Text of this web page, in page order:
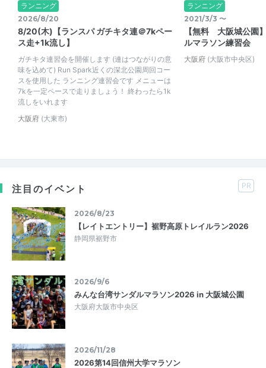
ランニング
2026/8/20
8/20(木)【ランスパ ガチキタ連＠7kペー
ス走+1k流し】
ガチキタ連習会を開催します (連はつながりの意
味を込めて) Run Spark近くの深北公園周回コー
スを使用した ランニング連習会です メニューは
7kを一定ペースで走りましょう！ 終わったら1k
流しをいれます
大阪府 (大東市)
ランニング
2021/3/3 〜
【無料 大阪城公園
ルマラソン練習会
大阪府 (大阪市中央区)
注目のイベント PR
2026/8/23
【レイトエントリー】裾野高原トレイルラン2026
静岡県裾野市
2026/9/6
みんな台湾サンダルマラソン2026 in 大阪城公園
大阪府大阪市中央区
2026/11/28
2026第14回信州大学マラソン